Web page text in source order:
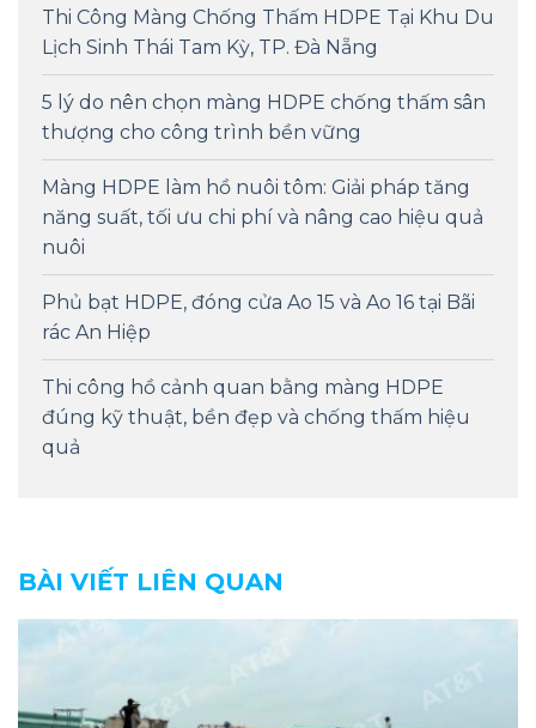
Thi Công Màng Chống Thấm HDPE Tại Khu Du
Lịch Sinh Thái Tam Kỳ, TP. Đà Nẵng
5 lý do nên chọn màng HDPE chống thấm sân
thượng cho công trình bền vững
Màng HDPE làm hồ nuôi tôm: Giải pháp tăng
năng suất, tối ưu chi phí và nâng cao hiệu quả
nuôi
Phủ bạt HDPE, đóng cửa Ao 15 và Ao 16 tại Bãi
rác An Hiệp
Thi công hồ cảnh quan bằng màng HDPE
đúng kỹ thuật, bền đẹp và chống thấm hiệu
quả
BÀI VIẾT LIÊN QUAN